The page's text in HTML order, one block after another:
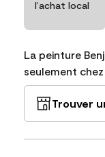
l’achat local
La peinture
seulement
Trouver